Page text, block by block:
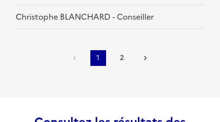
Christophe BLANCHARD - Conseiller
1 2